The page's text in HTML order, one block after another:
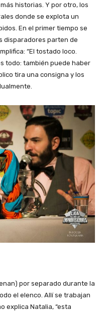
historias. Y por otro, los
donde se explota un
En el primer tiempo se
disparadores parten de
“El tostado loco.
todo: también puede haber
tira una consigna y los
por separado durante la
el elenco. Allí se trabajan
explica Natalia, “esta